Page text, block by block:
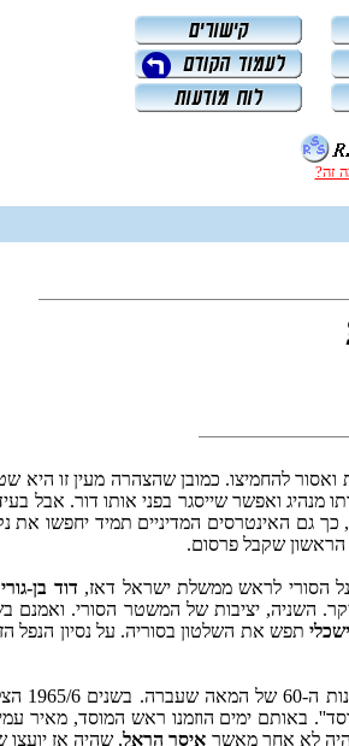
זה?
ואסור להחמיצו. כמובן שהצהרה מעין זו היא
ואפשר שייסגר בפני אותו דור. אבל
גם האינטרסים המדיניים תמיד יחפשו את
הראשון שקבל פרסום.
הסורי לראש ממשלת ישראל דאז, דוד בן-
של המשטר הסורי. ואמנם בשנת 1949 ארעו
תפש את השלטון בסוריה. על נסיון הנפל
עם הגנרל
באותם ימים הוזמנו ראש המוסד, מאיר
היה לא אחר מאשר איסר הראל, שהיה אז יועצו